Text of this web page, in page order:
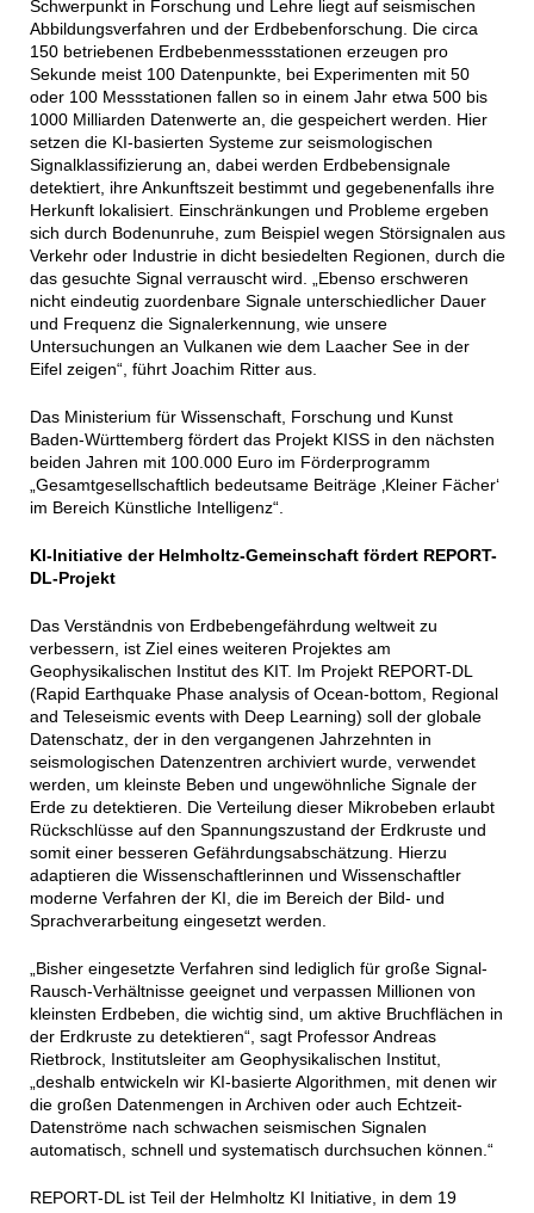
Schwerpunkt in Forschung und Lehre liegt auf seismischen
Abbildungsverfahren und der Erdbebenforschung. Die circa
150 betriebenen Erdbebenmessstationen erzeugen pro
Sekunde meist 100 Datenpunkte, bei Experimenten mit 50
oder 100 Messstationen fallen so in einem Jahr etwa 500 bis
1000 Milliarden Datenwerte an, die gespeichert werden. Hier
setzen die KI-basierten Systeme zur seismologischen
Signalklassifizierung an, dabei werden Erdbebensignale
detektiert, ihre Ankunftszeit bestimmt und gegebenenfalls ihre
Herkunft lokalisiert. Einschränkungen und Probleme ergeben
sich durch Bodenunruhe, zum Beispiel wegen Störsignalen aus
Verkehr oder Industrie in dicht besiedelten Regionen, durch die
das gesuchte Signal verrauscht wird. „Ebenso erschweren
nicht eindeutig zuordenbare Signale unterschiedlicher Dauer
und Frequenz die Signalerkennung, wie unsere
Untersuchungen an Vulkanen wie dem Laacher See in der
Eifel zeigen“, führt Joachim Ritter aus.
Das Ministerium für Wissenschaft, Forschung und Kunst
Baden-Württemberg fördert das Projekt KISS in den nächsten
beiden Jahren mit 100.000 Euro im Förderprogramm
„Gesamtgesellschaftlich bedeutsame Beiträge ‚Kleiner Fächer‘
im Bereich Künstliche Intelligenz“.
KI-Initiative der Helmholtz-Gemeinschaft fördert REPORT-
DL-Projekt
Das Verständnis von Erdbebengefährdung weltweit zu
verbessern, ist Ziel eines weiteren Projektes am
Geophysikalischen Institut des KIT. Im Projekt REPORT-DL
(Rapid Earthquake Phase analysis of Ocean-bottom, Regional
and Teleseismic events with Deep Learning) soll der globale
Datenschatz, der in den vergangenen Jahrzehnten in
seismologischen Datenzentren archiviert wurde, verwendet
werden, um kleinste Beben und ungewöhnliche Signale der
Erde zu detektieren. Die Verteilung dieser Mikrobeben erlaubt
Rückschlüsse auf den Spannungszustand der Erdkruste und
somit einer besseren Gefährdungsabschätzung. Hierzu
adaptieren die Wissenschaftlerinnen und Wissenschaftler
moderne Verfahren der KI, die im Bereich der Bild- und
Sprachverarbeitung eingesetzt werden.
„Bisher eingesetzte Verfahren sind lediglich für große Signal-
Rausch-Verhältnisse geeignet und verpassen Millionen von
kleinsten Erdbeben, die wichtig sind, um aktive Bruchflächen in
der Erdkruste zu detektieren“, sagt Professor Andreas
Rietbrock, Institutsleiter am Geophysikalischen Institut,
„deshalb entwickeln wir KI-basierte Algorithmen, mit denen wir
die großen Datenmengen in Archiven oder auch Echtzeit-
Datenströme nach schwachen seismischen Signalen
automatisch, schnell und systematisch durchsuchen können.“
REPORT-DL ist Teil der Helmholtz KI Initiative, in dem 19